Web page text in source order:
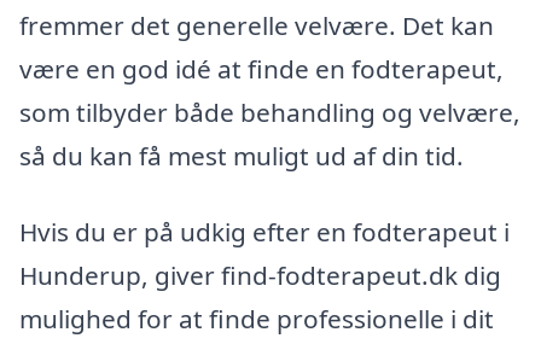
fremmer det generelle velvære. Det kan
være en god idé at finde en fodterapeut,
som tilbyder både behandling og velvære,
så du kan få mest muligt ud af din tid.
Hvis du er på udkig efter en fodterapeut i
Hunderup, giver find-fodterapeut.dk dig
mulighed for at finde professionelle i dit